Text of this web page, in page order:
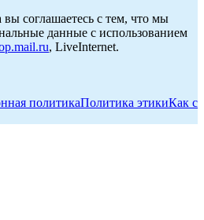
соглашаетесь с тем, что мы
данные с использованием
, LiveInternet.
политикаПолитика этикиКак с